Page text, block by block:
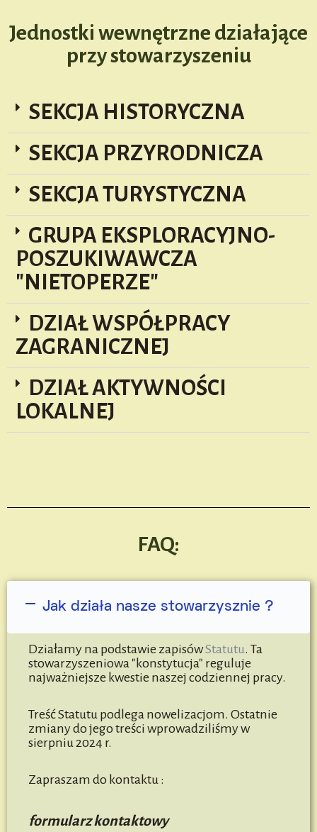
Jednostki wewnętrzne działające
przy stowarzyszeniu
SEKCJA HISTORYCZNA
SEKCJA PRZYRODNICZA
SEKCJA TURYSTYCZNA
GRUPA EKSPLORACYJNO-
POSZUKIWAWCZA
"NIETOPERZE"
DZIAŁ WSPÓŁPRACY
ZAGRANICZNEJ
DZIAŁ AKTYWNOŚCI
LOKALNEJ
FAQ:
Jak działa nasze stowarzysznie ?
Działamy na podstawie zapisówStatutu. Ta
stowarzyszeniowa "konstytucja" reguluje
najważniejsze kwestie naszej codziennej pracy.
Treść Statutu podlega nowelizacjom. Ostatnie
zmiany do jego treści wprowadziliśmy w
sierpniu 2024 r.
Zapraszam do kontaktu :
formularz kontaktowy